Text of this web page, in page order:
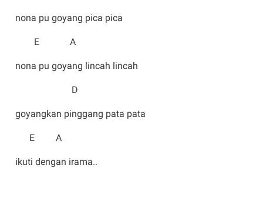
nona pu goyang pica pica
E A
nona pu goyang lincah lincah
D
goyangkan pinggang pata pata
E A
ikuti dengan irama..